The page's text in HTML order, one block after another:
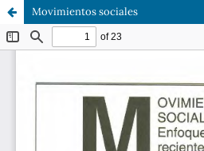
Movimientos sociales